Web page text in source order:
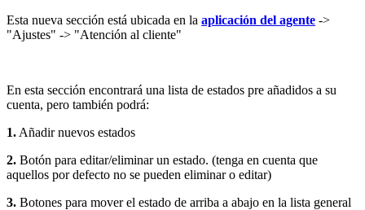
Esta nueva sección está ubicada en la aplicación del agente ->
"Ajustes" -> "Atención al cliente"
En esta sección encontrará una lista de estados pre añadidos a su
cuenta, pero también podrá:
1. Añadir nuevos estados
2. Botón para editar/eliminar un estado. (tenga en cuenta que
aquellos por defecto no se pueden eliminar o editar)
3. Botones para mover el estado de arriba a abajo en la lista general